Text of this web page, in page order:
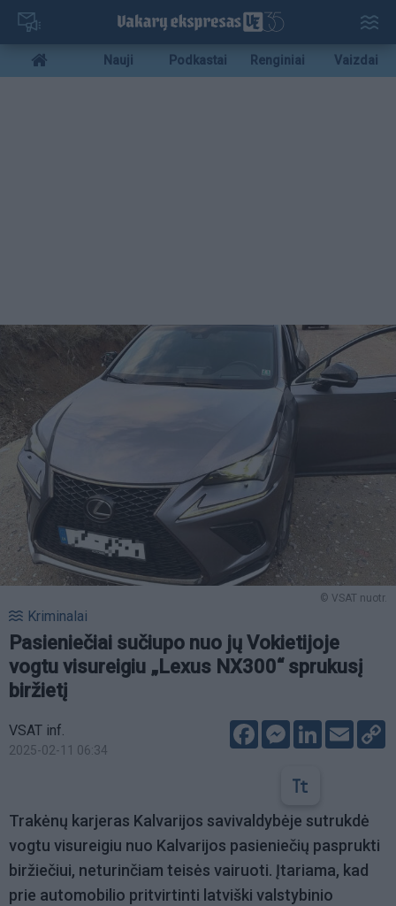
Pereiti
pagrindinį
turinį
Mobile
menu
Nauji Podkastai Renginiai Vaizdai
© VSAT nuotr.
Kriminalai
Pasieniečiai sučiupo nuo jų Vokietijoje
vogtu visureigiu „Lexus NX300“ sprukusį
biržietį
VSAT inf.
2025-02-11 06:34
FacebookMessenger
LinkedIn
Email
Trakėnų karjeras Kalvarijos savivaldybėje sutrukdė
vogtu visureigiu nuo Kalvarijos pasieniečių pasprukti
biržiečiui, neturinčiam teisės vairuoti. Įtariama, kad
prie automobilio pritvirtinti latviški valstybinio